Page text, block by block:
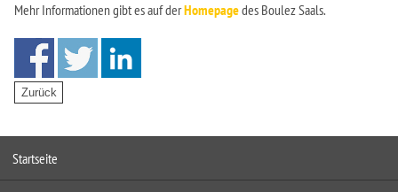
Mehr Informationen gibt es auf derHomepagedes Boulez Saals.
Startseite